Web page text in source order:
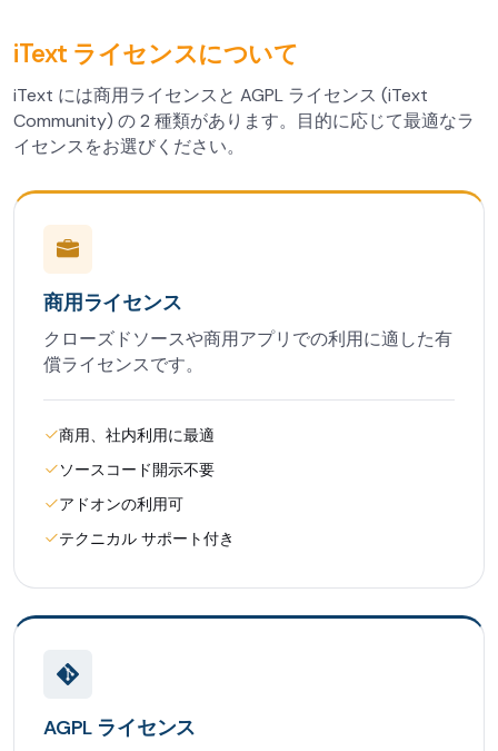
iText ライセンスについて
iText には商用ライセンスと AGPL ライセンス (iText
Community) の 2 種類があります。目的に応じて最適なラ
イセンスをお選びください。
商用ライセンス
クローズドソースや商用アプリでの利用に適した有
償ライセンスです。
商用、社内利用に最適
ソースコード開示不要
アドオンの利用可
テクニカル サポート付き
AGPL ライセンス